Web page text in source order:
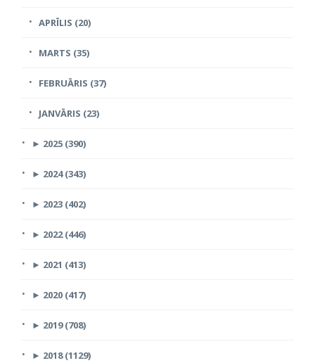
APRĪLIS (20)
MARTS (35)
FEBRUĀRIS (37)
JANVĀRIS (23)
► 2025 (390)
► 2024 (343)
► 2023 (402)
► 2022 (446)
► 2021 (413)
► 2020 (417)
► 2019 (708)
► 2018 (1129)